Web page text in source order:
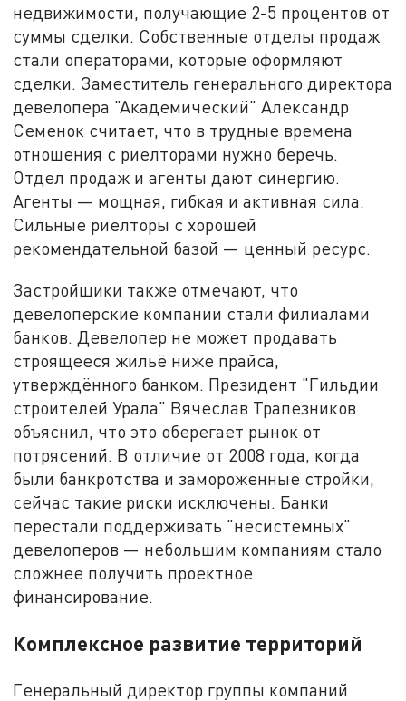
недвижимости, получающие 2-5 процентов от
суммы сделки. Собственные отделы продаж
стали операторами, которые оформляют
сделки. Заместитель генерального директора
девелопера "Академический" Александр
Семенок считает, что в трудные времена
отношения с риелторами нужно беречь.
Отдел продаж и агенты дают синергию.
Агенты — мощная, гибкая и активная сила.
Сильные риелторы с хорошей
рекомендательной базой — ценный ресурс.
Застройщики также отмечают, что
девелоперские компании стали филиалами
банков. Девелопер не может продавать
строящееся жильё ниже прайса,
утверждённого банком. Президент "Гильдии
строителей Урала" Вячеслав Трапезников
объяснил, что это оберегает рынок от
потрясений. В отличие от 2008 года, когда
были банкротства и замороженные стройки,
сейчас такие риски исключены. Банки
перестали поддерживать "несистемных"
девелоперов — небольшим компаниям стало
сложнее получить проектное
финансирование.
Комплексное развитие территорий
Генеральный директор группы компаний